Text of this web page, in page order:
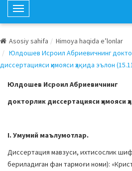
T
o
g
l
e
N
v
t
i
Asosiy sahifa
Himoya haqida e’lonlar
Юлдошев Исроил Абриевичнинг
диссертацияси ҳимояси ҳақида эълон
Юлдошев Исроил Абриевичнинг
докторлик диссертацияси ҳимояси
I. Умумий маълумотлар.
Диссертация мавзуси, ихтисослик
бериладиган фан тармоғи номи):